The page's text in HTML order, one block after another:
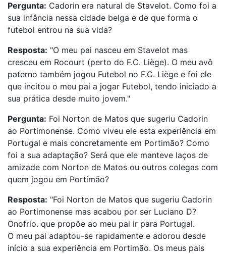
Pergunta: Cadorin era natural de Stavelot. Como foi a
sua infância nessa cidade belga e de que forma o
futebol entrou na sua vida?
Resposta: "O meu pai nasceu em Stavelot mas
cresceu em Rocourt (perto do F.C. Liège). O meu avô
paterno também jogou Futebol no F.C. Liège e foi ele
que incitou o meu pai a jogar Futebol, tendo iniciado a
sua prática desde muito jovem."
Pergunta: Foi Norton de Matos que sugeriu Cadorin
ao Portimonense. Como viveu ele esta experiência em
Portugal e mais concretamente em Portimão? Como
foi a sua adaptação? Será que ele manteve laços de
amizade com Norton de Matos ou outros colegas com
quem jogou em Portimão?
Resposta: "Foi Norton de Matos que sugeriu Cadorin
ao Portimonense mas acabou por ser Luciano D?
Onofrio. que propõe ao meu pai ir para Portugal.
O meu pai adaptou-se rapidamente e adorou desde
início a sua experiência em Portimão. Os meus pais